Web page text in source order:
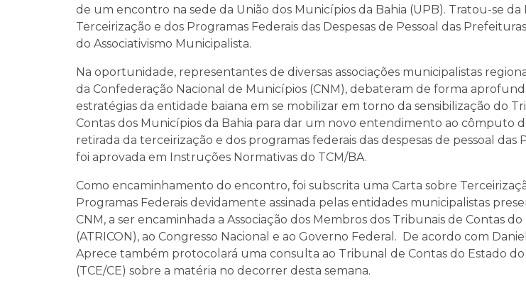
de um encontro na sede da União dos Municípios da Bahia (UPB). Tratou-se da
Terceirização e dos Programas Federais das Despesas de Pessoal das
do Associativismo Municipalista.
Na oportunidade, representantes de diversas associações municipalistas
da Confederação Nacional de Municípios (CNM), debateram de forma
estratégias da entidade baiana em se mobilizar em torno da sensibilização do
Contas dos Municípios da Bahia para dar um novo entendimento ao cômputo
retirada da terceirização e dos programas federais das despesas de pessoal das
foi aprovada em Instruções Normativas do TCM/BA.
Como encaminhamento do encontro, foi subscrita uma Carta sobre
Programas Federais devidamente assinada pelas entidades municipalistas
CNM, a ser encaminhada a Associação dos Membros dos Tribunais de Contas do
(ATRICON), ao Congresso Nacional e ao Governo Federal. De acordo com
Aprece também protocolará uma consulta ao Tribunal de Contas do Estado do
(TCE/CE) sobre a matéria no decorrer desta semana.